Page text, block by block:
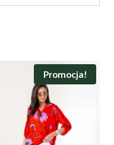
Promocja!